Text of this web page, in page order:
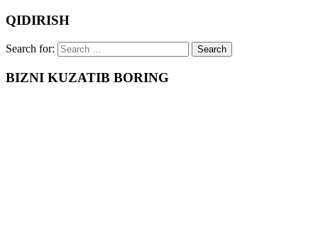
QIDIRISH
Search for:
BIZNI KUZATIB BORING